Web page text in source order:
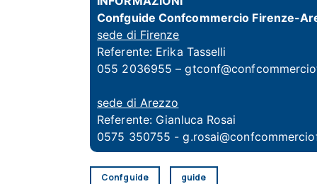
Confguide Confcommercio Firenze-
sede di Firenze
Referente: Erika Tasselli
055 2036955 –
sede di Arezzo
Referente: Gianluca Rosai
0575 350755 -
Confguide guide